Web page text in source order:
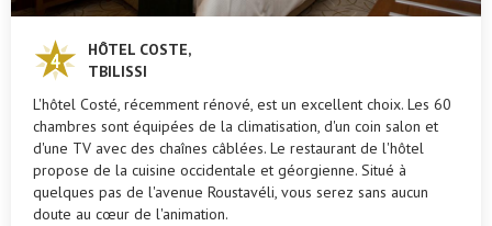
HÔTEL COSTE,
TBILISSI
L'hôtel Costé, récemment rénové, est un excellent choix. Les 60
chambres sont équipées de la climatisation, d'un coin salon et
d'une TV avec des chaînes câblées. Le restaurant de l'hôtel
propose de la cuisine occidentale et géorgienne. Situé à
quelques pas de l'avenue Roustavéli, vous serez sans aucun
doute au cœur de l'animation.